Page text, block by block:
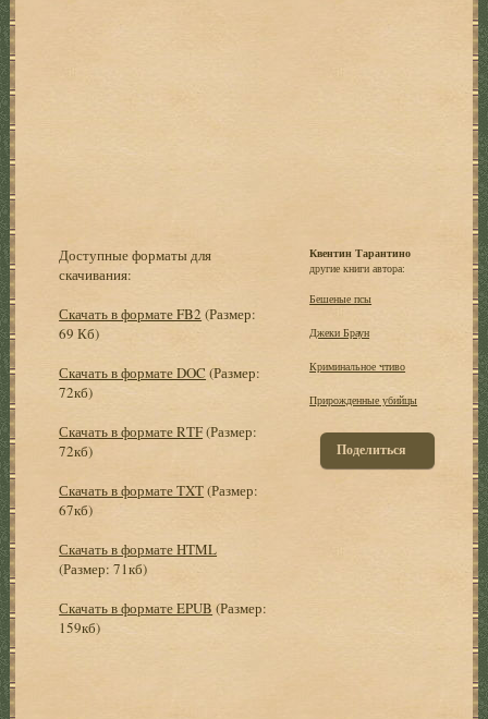
Доступные форматы для
скачивания:
Скачать в формате FB2 (Размер:
69 Кб)
Скачать в формате DOC (Размер:
72кб)
Скачать в формате RTF(Размер:
72кб)
Скачать в формате TXT(Размер:
67кб)
Скачать в формате HTML
(Размер: 71кб)
Скачать в формате EPUB (Размер:
159кб)
Квентин Тарантино
другие книги автора:
Бешеные псы
Джеки Браун
Криминальное чтиво
Прирожденные убийцы
Поделиться